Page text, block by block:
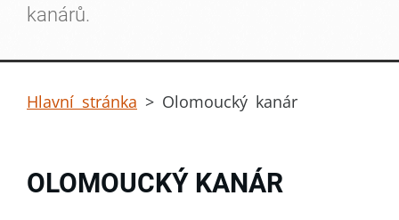
kanárů.
Hlavní stránka > Olomoucký kanár
OLOMOUCKÝ KANÁR